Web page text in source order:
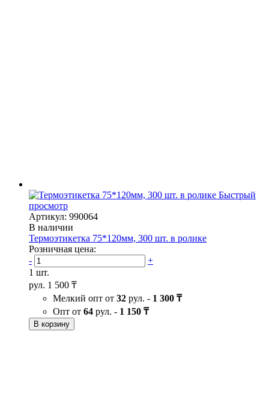
Быстрый
просмотр
Артикул: 990064
В наличии
Термоэтикетка 75*120мм, 300 шт. в ролике
Розничная цена:
-
+
1 шт.
рул. 1 500 ₸
Мелкий опт от 32 рул. - 1 300 ₸
Опт от 64 рул. - 1 150 ₸
В корзину